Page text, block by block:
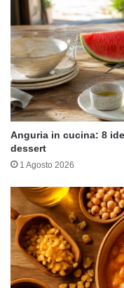
Anguria in cucina: 8
dessert
1 Agosto 2026